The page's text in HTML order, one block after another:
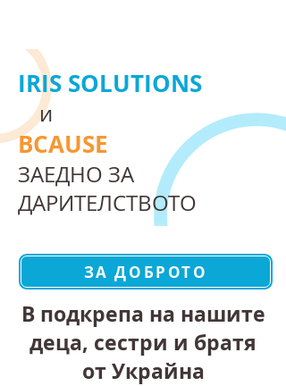
IRIS SOLUTIONS
и
BCAUSE
ЗАЕДНО ЗА
ДАРИТЕЛСТВОТО
ЗА ДОБРОТО
В подкрепа на нашите
деца, сестри и братя
от Украйна